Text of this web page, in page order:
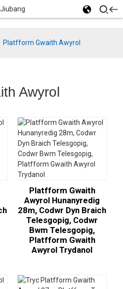
Platfform Gwaith Awyrol
Awyrol
Platfform Gwaith
Awyrol Hunanyredig
28m, Codwr Dyn Braich
Telesgopig, Codwr
Bwm Telesgopig,
Platfform Gwaith
Awyrol Trydanol